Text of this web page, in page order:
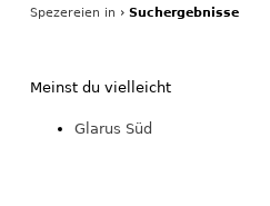
Spezereien in › Suchergebnisse
Meinst du vielleicht
Glarus Süd